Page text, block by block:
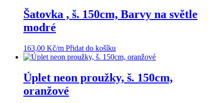
Šatovka , š. 150cm, Barvy na světle
modré
163,00 Kč/m Přidat do košíku
Úplet neon proužky, š. 150cm,
oranžové